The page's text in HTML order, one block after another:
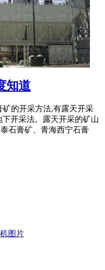
知道
矿的开采方法,有露天开采
开采法。露天开采的矿山
石膏矿、青海西宁石膏
图片